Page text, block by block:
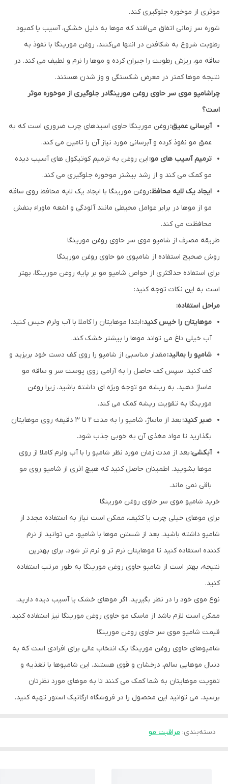
موثری از موخوره جلوگیری کند.
شوره سر زمانی اتفاق می‌افتد که موها به دلیل خشکی، آسیب یا کمبود
رطوبت شروع به شکافتن در انتها می‌کنند. روغن مورینگا با نفوذ به
ساقه مو، ریزش رطوبت را جبران کرده و موها را نرم و لطیف می کند. در
نتیجه موها کمتر در معرض شکستگی و وز شدن هستند.
چراشامپو موی سر حاوی روغن مورینگادر جلوگیری از موخوره موثر
است؟
آبرسانی عمیق:روغن مورینگا حاوی اسیدهای چرب ضروری است که به
عمق مو نفوذ کرده و آبرسانی مورد نیاز آن را تامین می کند.
ترمیم آسیب های مو:این روغن به ترمیم کوتیکول های آسیب دیده
مو کمک می کند و از رشد بیشتر موخوره جلوگیری می کند.
ایجاد یک لایه محافظ:روغن مورینگا با ایجاد یک لایه محافظ روی ساقه
مو از موها در برابر عوامل محیطی مانند آلودگی و اشعه ماوراء بنفش
محافظت می کند.
طریقه مصرف از شامپو موی سر حاوی روغن مورینگا
روش صحیح استفاده از شامپوی مو حاوی روغن مورینگا
برای استفاده حداکثری از خواص شامپو مو بر پایه روغن مورینگا، بهتر
است به این نکات توجه کنید:
مراحل استفاده:
موهایتان را خیس کنید:ابتدا موهایتان را کاملا با آب ولرم خیس کنید.
آب خیلی داغ می تواند موها را بیشتر خشک کند.
شامپو را بمالید:مقدار مناسبی از شامپو را روی کف دست خود بریزید و
کف کنید. سپس کف حاصل را به آرامی روی پوست سر و ساقه مو
ماساژ دهید. به ریشه مو توجه ویژه ای داشته باشید، زیرا روغن
مورینگا به تقویت ریشه کمک می کند.
صبر کنید:
بعد از ماساژ، شامپو را به مدت ۲ تا ۳ دقیقه روی موهایتان
بگذارید تا مواد مغذی آن به خوبی جذب شود.
آبکشی:بعد از مدت زمان مورد نظر شامپو را با آب ولرم کاملا از روی
موها بشویید. اطمینان حاصل کنید که هیچ اثری از شامپو روی مو
باقی نمی ماند.
خرید شامپو موی سر حاوی روغن مورینگا
برای موهای خیلی چرب یا کثیف، ممکن است نیاز به استفاده مجدد از
شامپو داشته باشید. بعد از شستن موها با شامپو، می توانید از نرم
کننده استفاده کنید تا موهایتان نرم تر و نرم تر شود. برای بهترین
نتیجه، بهتر است از شامپو حاوی روغن مورینگا به طور مرتب استفاده
کنید.
نوع موی خود را در نظر بگیرید. اگر موهای خشک یا آسیب دیده دارید،
ممکن است لازم باشد از ماسک مو حاوی روغن مورینگا نیز استفاده کنید.
قیمت شامپو موی سر حاوی روغن مورینگا
شامپوهای حاوی روغن مورینگا یک انتخاب عالی برای افرادی است که به
دنبال موهایی سالم، درخشان و قوی هستند. این شامپوها با تغذیه و
تقویت موهایتان به شما کمک می کنند تا به موهای مورد نظرتان
برسید. می توانید این محصول را در فروشگاه ارگانیک استور تهیه کنید.
دسته‌بندی: مراقبت مو